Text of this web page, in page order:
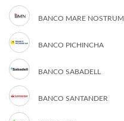
BANCO MARE NOSTRUM
BANCO PICHINCHA
BANCO SABADELL
BANCO SANTANDER